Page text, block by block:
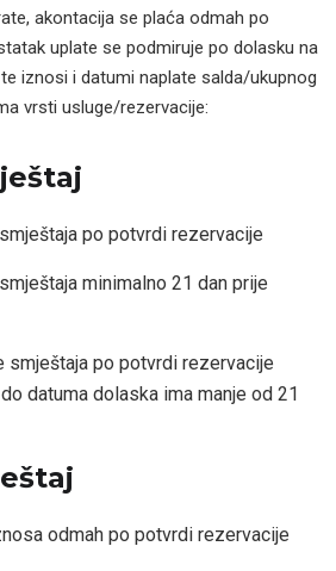
akontacija se plaća odmah po
uplate se podmiruje po dolasku na
iznosi i datumi naplate salda/ukupnog
vrsti usluge/rezervacije:
po potvrdi rezervacije
minimalno 21 dan prije
smještaja po potvrdi rezervacije
datuma dolaska ima manje od 21
odmah po potvrdi rezervacije